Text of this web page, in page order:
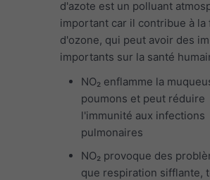
d'azote est un polluant
important car il contribue à la
d'ozone, qui peut avoir des
importants sur la santé
NO₂ enflamme la
poumons et peut réduire
l'immunité aux infections
pulmonaires
NO₂ provoque des
que respiration sifflante,